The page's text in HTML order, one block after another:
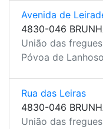
Avenida de
4830-046
União das
Póvoa de
Rua das Leiras
4830-046
União das